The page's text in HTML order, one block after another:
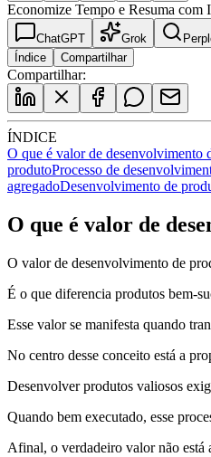
Economize Tempo e Resuma com
ChatGPT Grok
Índice
Compartilhar
Compartilhar:
ÍNDICE
O que é valor de desenvolvimento
produtoProcesso de
agregadoDesenvolvimento de
O que é valor de
O valor de desenvolvimento de
É o que diferencia produtos bem-
Esse valor se manifesta quando
No centro desse conceito está a
Desenvolver produtos valiosos
Quando bem executado, esse
Afinal, o verdadeiro valor não está